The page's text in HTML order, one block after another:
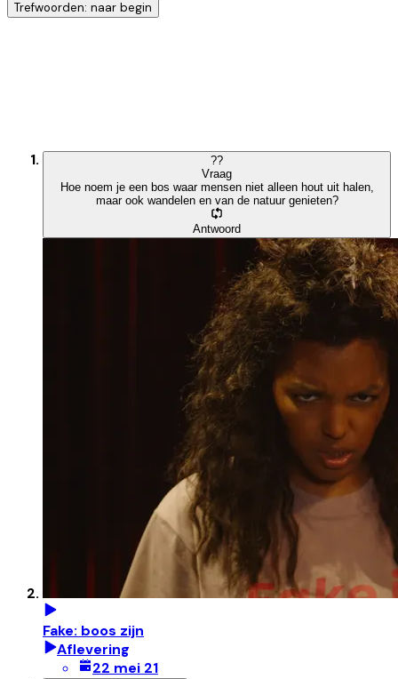
Trefwoorden: naar begin
??
Vraag
Hoe noem je een bos waar mensen niet alleen hout uit halen,
maar ook wandelen en van de natuur genieten?
Antwoord
Fake: boos zijn
Aflevering
22 mei 21